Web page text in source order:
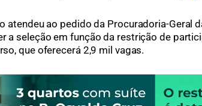
atendeu ao pedido da Procuradoria-Geral
a seleção em função da restrição de
que oferecerá 2,9 mil vagas.